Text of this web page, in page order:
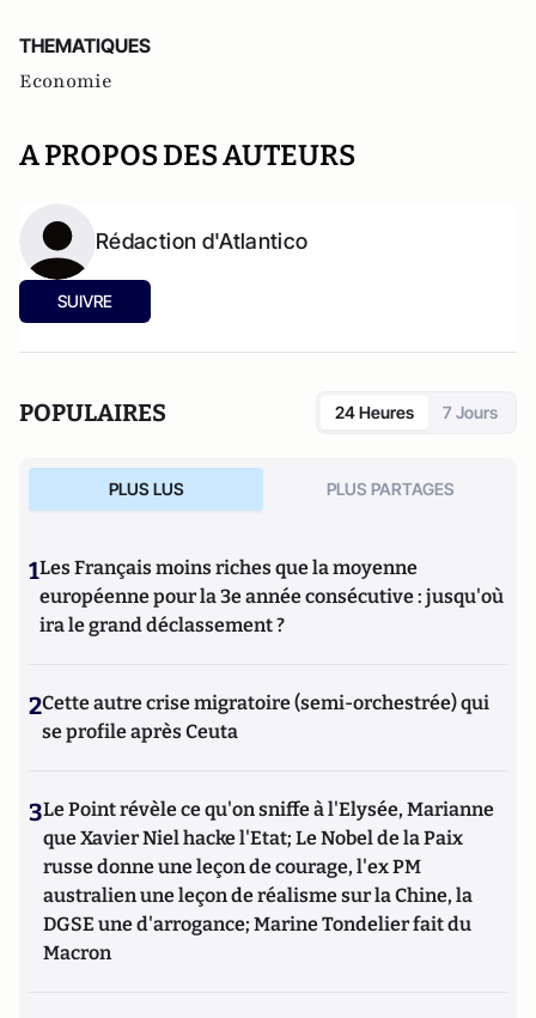
THEMATIQUES
Economie
A PROPOS DES AUTEURS
Rédaction d'Atlantico
SUIVRE
POPULAIRES 24 Heures 7 Jours
PLUS LUS PLUS PARTAGES
1Les Français moins riches que la moyenne
européenne pour la 3e année consécutive : jusqu'où
ira le grand déclassement ?
2Cette autre crise migratoire (semi-orchestrée) qui
se profile après Ceuta
3Le Point révèle ce qu'on sniffe à l'Elysée, Marianne
que Xavier Niel hacke l'Etat; Le Nobel de la Paix
russe donne une leçon de courage, l'ex PM
australien une leçon de réalisme sur la Chine, la
DGSE une d'arrogance; Marine Tondelier fait du
Macron